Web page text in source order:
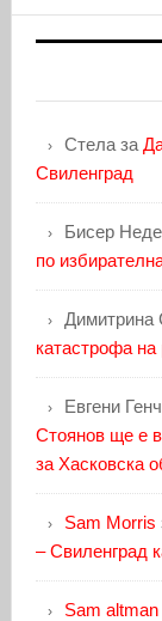
Стелаза
Свиленград
Бисер
по
Димитрина
катастрофа на
Евгени
Стоянов ще е
за Хасковска
Sam Morris
– Свиленград
Sam altman